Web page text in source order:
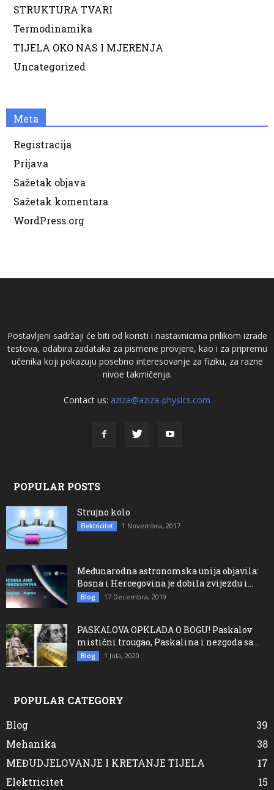
STRUKTURA TVARI
Termodinamika
TIJELA OKO NAS I MJERENJA
Uncategorized
Meta
Registracija
Prijava
Sažetak objava
Sažetak komentara
WordPress.org
Postavljeni sadržaji će biti od koristi i nastavnicima prilikom izrade
testova, odabira zadataka za pismene provjere, kao i za pripremu
učenika koji pokazuju posebno interesovanje za fiziku, za razne
nivoe takmičenja.
Contact us: aziza@aziza-physics.com
POPULAR POSTS
Strujno kolo
Elektricitet 1 Novembra, 2017
Međunarodna astronomska unija objavila:
Bosna i Hercegovina je dobila zvijezdu i...
Blog 17 Decembra, 2019
PASKALOVA OPKLADA O BOGU! Paskalov
mistični trougao, Paskalina i nezgoda sa...
Blog 1 Jula, 2020
POPULAR CATEGORY
Blog
39
Mehanika
38
MEĐUDJELOVANJE I KRETANJE TIJELA
17
Elektricitet
15